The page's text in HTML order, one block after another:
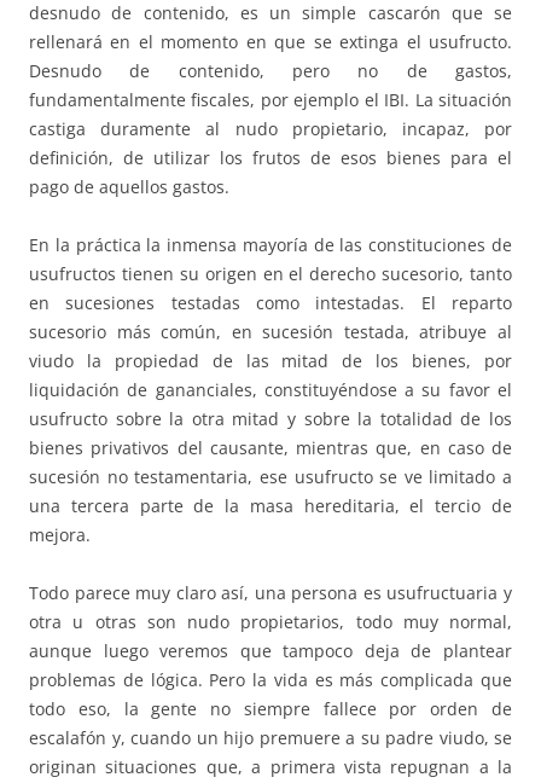
desnudo de contenido, es un simple cascarón que se
rellenará en el momento en que se extinga el usufructo.
Desnudo de contenido, pero no de gastos,
fundamentalmente fiscales, por ejemplo el IBI. La situación
castiga duramente al nudo propietario, incapaz, por
definición, de utilizar los frutos de esos bienes para el
pago de aquellos gastos.
En la práctica la inmensa mayoría de las constituciones de
usufructos tienen su origen en el derecho sucesorio, tanto
en sucesiones testadas como intestadas. El reparto
sucesorio más común, en sucesión testada, atribuye al
viudo la propiedad de las mitad de los bienes, por
liquidación de gananciales, constituyéndose a su favor el
usufructo sobre la otra mitad y sobre la totalidad de los
bienes privativos del causante, mientras que, en caso de
sucesión no testamentaria, ese usufructo se ve limitado a
una tercera parte de la masa hereditaria, el tercio de
mejora.
Todo parece muy claro así, una persona es usufructuaria y
otra u otras son nudo propietarios, todo muy normal,
aunque luego veremos que tampoco deja de plantear
problemas de lógica. Pero la vida es más complicada que
todo eso, la gente no siempre fallece por orden de
escalafón y, cuando un hijo premuere a su padre viudo, se
originan situaciones que, a primera vista repugnan a la